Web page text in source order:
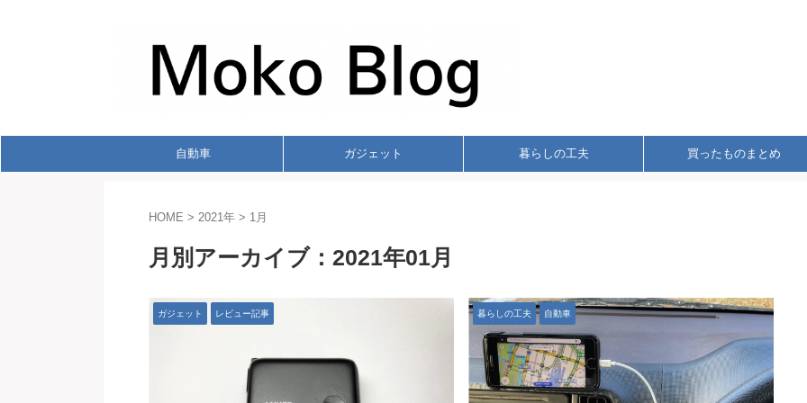
自動車 ガジェット 暮らしの工夫 買ったものまとめ
HOME > 2021年 > 1月
月別アーカイブ：2021年01月
ガジェット レビュー記事 暮らしの工夫 自動車